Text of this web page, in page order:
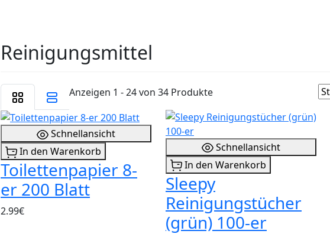
Reinigungsmittel
Anzeigen 1 - 24 von 34 Produkte
Schnellansicht
In den Warenkorb
Toilettenpapier 8-
er 200 Blatt
2.99€
Schnellansicht
In den Warenkorb
Sleepy
Reinigungstücher
(grün) 100-er